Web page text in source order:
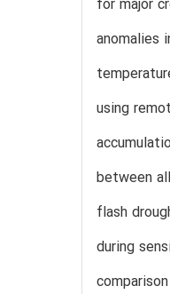
for major
anomalies
using
between
flash
during